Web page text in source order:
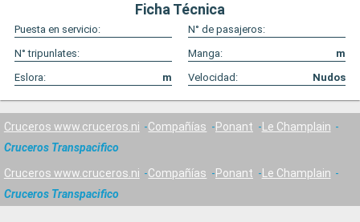
Ficha Técnica
Puesta en servicio:
N° de pasajeros:
N° tripunlates:
Manga:
m
Eslora:
m Velocidad: Nudos
Cruceros www.cruceros.ni Compañías Ponant
Le Champlain
Cruceros Transpacifico
Cruceros www.cruceros.ni Compañías Ponant
Le Champlain
Cruceros Transpacifico